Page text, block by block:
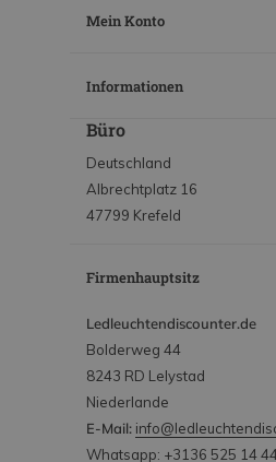
Mein Konto
Informationen
Büro
Deutschland
Albrechtplatz 16
47799 Krefeld
Firmenhauptsitz
Ledleuchtendiscounter.de
Bolderweg 44
8243 RD Lelystad
Niederlande
E-Mail:
Whatsapp: +3136 525 14